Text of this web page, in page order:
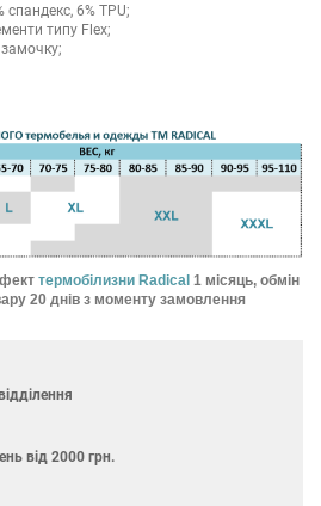
спандекс, 6% TPU;
типу Flex;
термобілизни Radical 1 місяць, обмін
20 днів з моменту замовлення
від 2000 грн.